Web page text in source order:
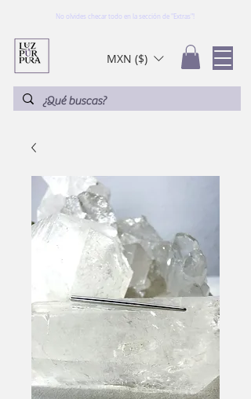
No olvides checar todo en la sección de "Extras"!
MXN ($)